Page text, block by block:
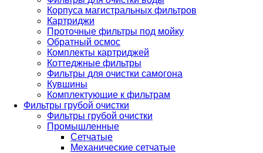
Корпуса магистральных фильтров
Картриджи
Проточные фильтры под мойку
Обратный осмос
Комплекты картриджей
Коттеджные фильтры
Фильтры для очистки самогона
Кувшины
Комплектующие к фильтрам
Фильтры грубой очистки
Фильтры грубой очистки
Промышленные
Сетчатые
Механические сетчатые